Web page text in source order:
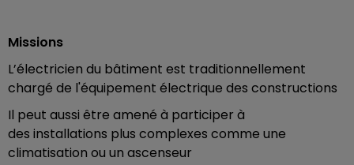
Missions
L’électricien du bâtiment est traditionnellement
chargé de l'équipement électrique des constructions
Il peut aussi être amené à participer à
des installations plus complexes comme une
climatisation ou un ascenseur